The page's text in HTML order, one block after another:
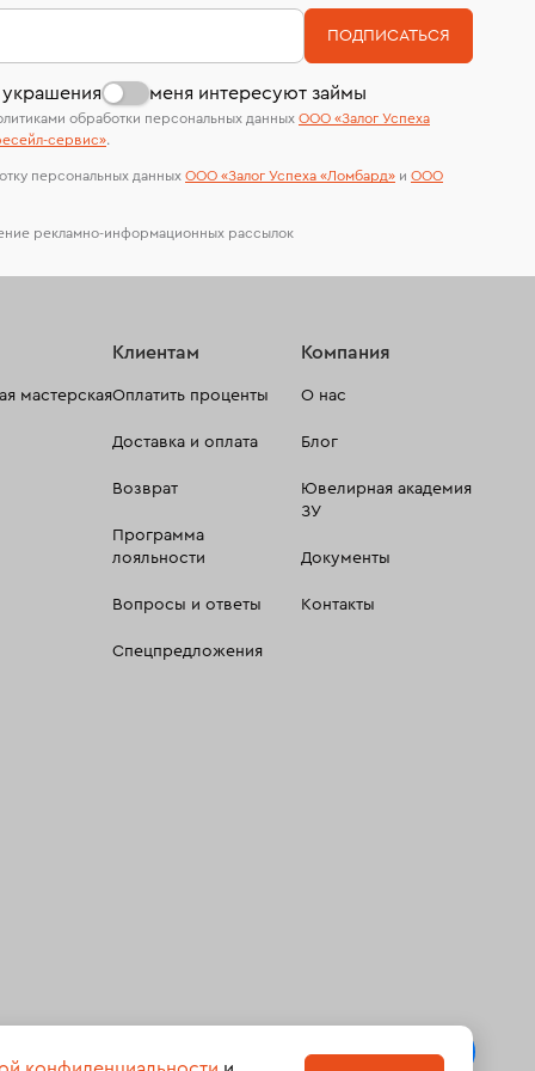
В кредит от Т-Банка (до 50 000 руб., на 3–6
мес.)
На особо ценные изделия получены
сертификаты МГУ и других геммологических
лабораторий
меня интересуют займы
ПОДПИСАТЬСЯ
обработки персональных данных ООО «Залог Успеха
сервиc».
персональных данных ООО «Залог Успеха «Ломбард» и ООО
рекламно-информационных рассылок
мастерская
Клиентам
Оплатить проценты
Доставка и оплата
Возврат
Программа
лояльности
Вопросы и ответы
Спецпредложения
Компания
О нас
Блог
Ювелирная академия
ЗУ
Документы
Контакты